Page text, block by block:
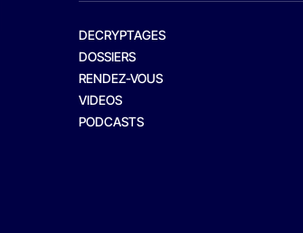
DECRYPTAGES
DOSSIERS
RENDEZ-VOUS
VIDEOS
PODCASTS